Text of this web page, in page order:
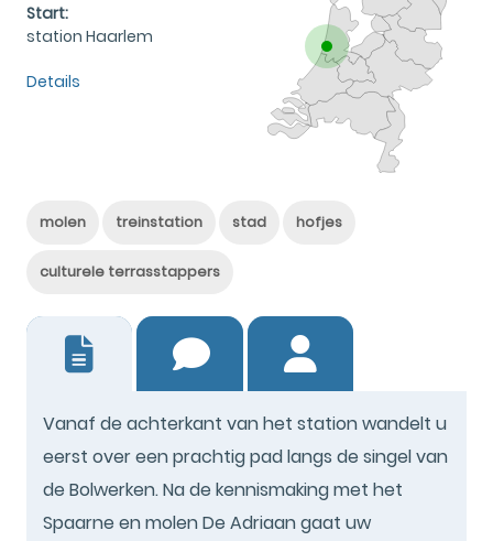
Start:
station Haarlem
Details
molen treinstation stad hofjes
culturele terrasstappers
Vanaf de achterkant van het station wandelt u
eerst over een prachtig pad langs de singel van
de Bolwerken. Na de kennismaking met het
Spaarne en molen De Adriaan gaat uw